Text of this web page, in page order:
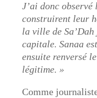
J’ai donc
construirent leur
la ville de
capitale. Sanaa
ensuite renversé
légitime. »
Comme